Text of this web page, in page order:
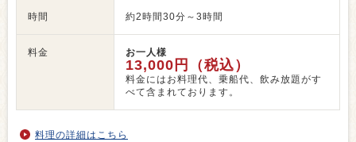
時間 約2時間30分～3時間
料金 お一人様
13,000円（税込）
料金にはお料理代、乗船代、飲み放題がす
べて含まれております。
料理の詳細はこちら